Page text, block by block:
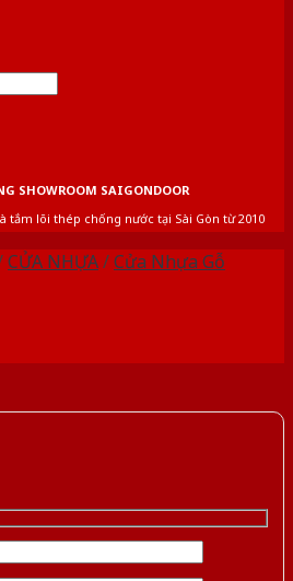
SHOWROOM SAIGONDOOR
tắm lõi thép chống nước tại Sài Gòn từ 2010
CỬA NHỰA/Cửa Nhựa Gỗ